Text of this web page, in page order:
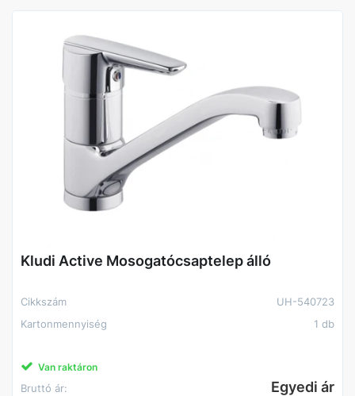
Kludi Active Mosogatócsaptelep álló
Cikkszám
UH-540723
Kartonmennyiség
1 db
Van raktáron
Bruttó ár: Egyedi ár